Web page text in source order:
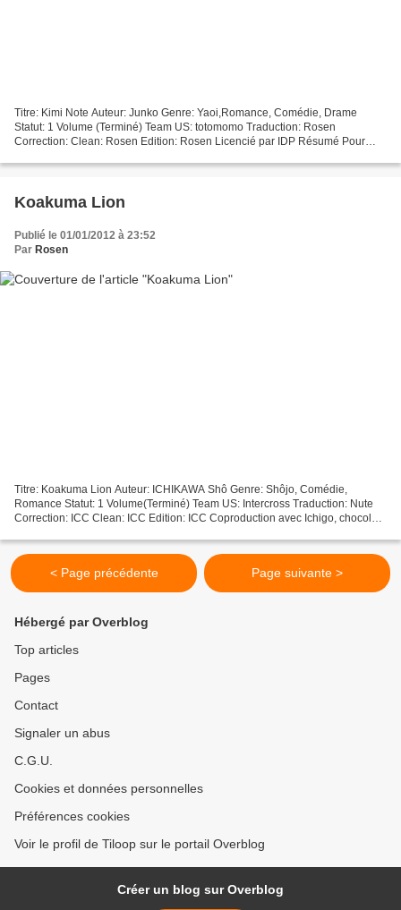
Titre: Kimi Note Auteur: Junko Genre: Yaoi,Romance, Comédie, Drame
Statut: 1 Volume (Terminé) Team US: totomomo Traduction: Rosen
Correction: Clean: Rosen Edition: Rosen Licencié par IDP Résumé Pour
Koakuma Lion
Publié le 01/01/2012 à 23:52
Par Rosen
Titre: Koakuma Lion Auteur: ICHIKAWA Shô Genre: Shôjo, Comédie,
Romance Statut: 1 Volume(Terminé) Team US: Intercross Traduction: Nute
Correction: ICC Clean: ICC Edition: ICC Coproduction avec Ichigo, chocolate
< Page précédente Page suivante >
Hébergé par Overblog
Top articles
Pages
Contact
Signaler un abus
C.G.U.
Cookies et données personnelles
Préférences cookies
Voir le profil de Tiloop sur le portail Overblog
Créer un blog sur Overblog